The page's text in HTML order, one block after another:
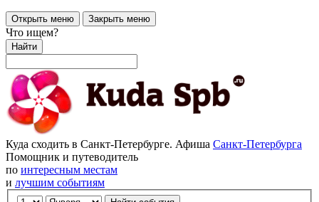
Открыть меню Закрыть меню
Что ищем?
Найти
Куда сходить в Санкт-Петербурге. Афиша Санкт-Петербурга
Помощник и путеводитель
по интересным местам
и лучшим событиям